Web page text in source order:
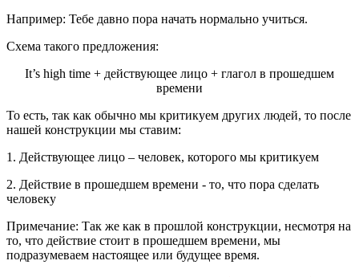
Например: Тебе давно пора начать нормально учиться.
Схема такого предложения:
It’s high time + действующее лицо + глагол в прошедшем
времени
То есть, так как обычно мы критикуем других людей, то после
нашей конструкции мы ставим:
1. Действующее лицо – человек, которого мы критикуем
2. Действие в прошедшем времени - то, что пора сделать
человеку
Примечание: Так же как в прошлой конструкции, несмотря на
то, что действие стоит в прошедшем времени, мы
подразумеваем настоящее или будущее время.